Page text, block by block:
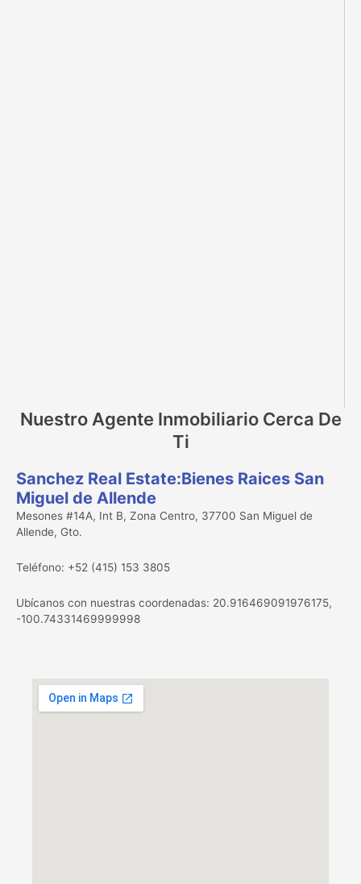
Nuestro Agente Inmobiliario Cerca De
Ti
Sanchez Real Estate:Bienes Raices San
Miguel de Allende
Mesones #14A, Int B, Zona Centro, 37700 San Miguel de
Allende, Gto.
Teléfono: +52 (415) 153 3805
Ubícanos con nuestras coordenadas: 20.916469091976175,
-100.74331469999998